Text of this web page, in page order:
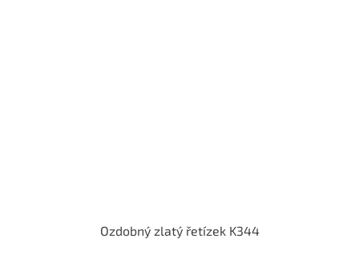
Ozdobný zlatý řetízek K344